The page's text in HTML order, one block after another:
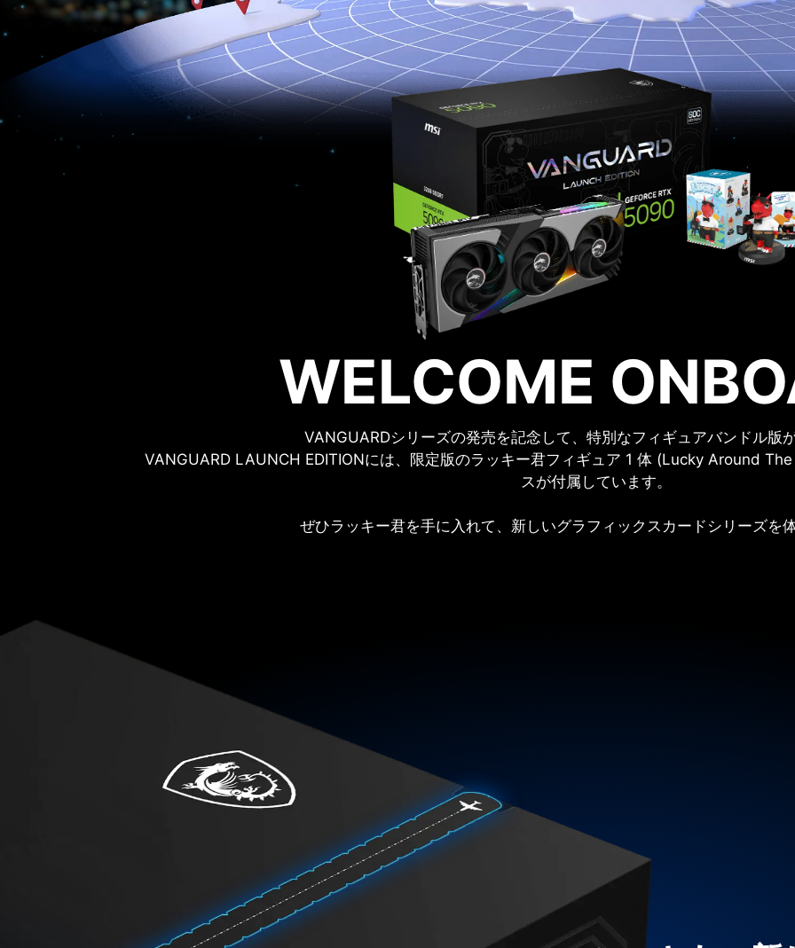
WELCOME
VANGUARDシリーズの発売を記念して、特別なフィギュアバンドル版
VANGUARD LAUNCH EDITIONには、限定版のラッキー君フィギュア 1 体 (Lucky Around
スが付属しています。
ぜひラッキー君を手に入れて、新しいグラフィックスカードシリーズを